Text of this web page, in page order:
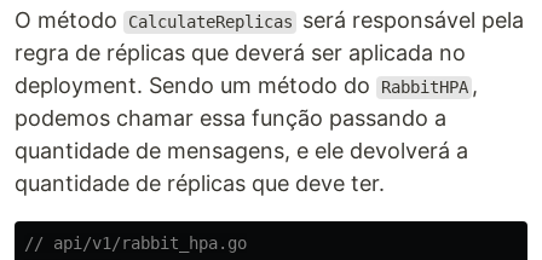
O método CalculateReplicas
será responsável pela
regra de réplicas que deverá ser aplicada no
deployment. Sendo um método do
RabbitHPA ,
podemos chamar essa função passando a
quantidade de mensagens, e ele devolverá a
quantidade de réplicas que deve ter.
// api/v1/rabbit_hpa.go